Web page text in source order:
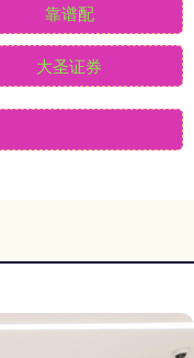
靠谱配
大圣证券